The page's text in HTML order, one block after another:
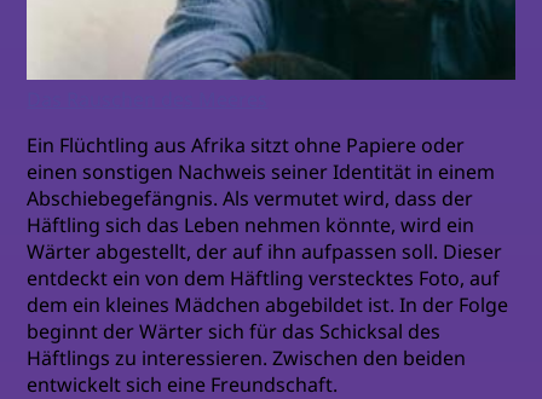
Ein Flüchtling aus Afrika sitzt ohne Papiere oder
einen sonstigen Nachweis seiner Identität in einem
Abschiebegefängnis. Als vermutet wird, dass der
Häftling sich das Leben nehmen könnte, wird ein
Wärter abgestellt, der auf ihn aufpassen soll. Dieser
entdeckt ein von dem Häftling verstecktes Foto, auf
dem ein kleines Mädchen abgebildet ist. In der Folge
beginnt der Wärter sich für das Schicksal des
Häftlings zu interessieren. Zwischen den beiden
entwickelt sich eine Freundschaft.